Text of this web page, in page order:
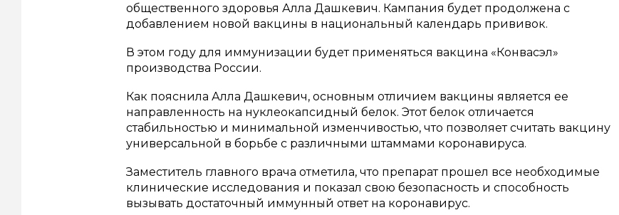
общественного здоровья Алла Дашкевич. Кампания будет продолжена с
добавлением новой вакцины в национальный календарь прививок.
В этом году для иммунизации будет применяться вакцина «Конвасэл»
производства России.
Как пояснила Алла Дашкевич, основным отличием вакцины является ее
направленность на нуклеокапсидный белок. Этот белок отличается
стабильностью и минимальной изменчивостью, что позволяет считать вакцину
универсальной в борьбе с различными штаммами коронавируса.
Заместитель главного врача отметила, что препарат прошел все необходимые
клинические исследования и показал свою безопасность и способность
вызывать достаточный иммунный ответ на коронавирус.